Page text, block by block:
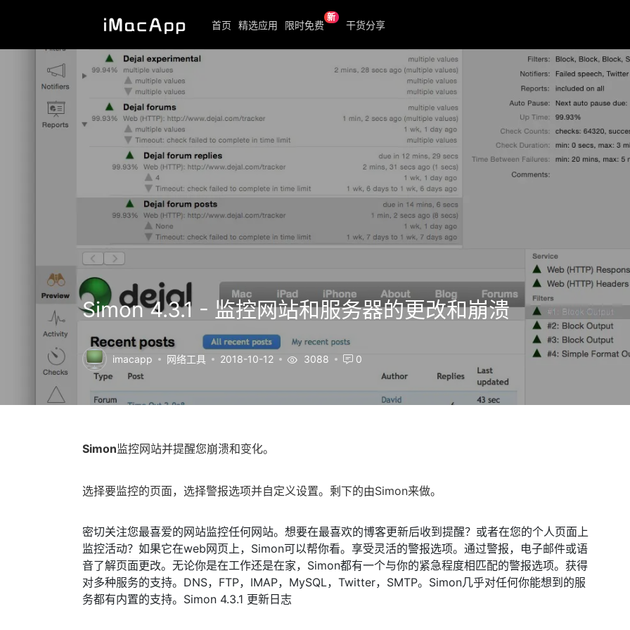
首页 精选应用 限时免费
新
干货分享
Simon 4.3.1 - 监控网站和服务器的更改和崩溃
imacapp 网络工具 2018-10-12 3088 0
Simon监控网站并提醒您崩溃和变化。
选择要监控的页面，选择警报选项并自定义设置。剩下的由Simon来做。
密切关注您最喜爱的网站监控任何网站。想要在最喜欢的博客更新后收到提醒？或者在您的个人页面上
监控活动？如果它在web网页上，Simon可以帮你看。享受灵活的警报选项。通过警报，电子邮件或语
音了解页面更改。无论你是在工作还是在家，Simon都有一个与你的紧急程度相匹配的警报选项。获得
对多种服务的支持。DNS，FTP，IMAP，MySQL，Twitter，SMTP。Simon几乎对任何你能想到的服
务都有内置的支持。Simon 4.3.1 更新日志